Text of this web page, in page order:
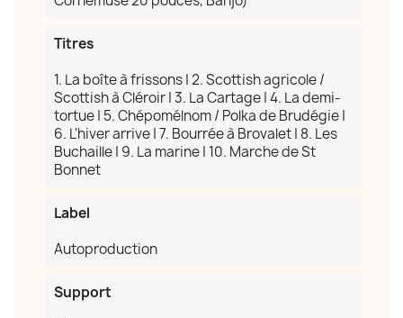
Titres
1. La boîte à frissons | 2. Scottish agricole /
Scottish à Cléroir | 3. La Cartage | 4. La demi-
tortue | 5. Chépomélnom / Polka de Brudégie |
6. L'hiver arrive | 7. Bourrée à Brovalet | 8. Les
Buchaille | 9. La marine | 10. Marche de St
Bonnet
Label
Autoproduction
Support
Créer une liste d'envies
Nom de la liste d'envies
Annuler